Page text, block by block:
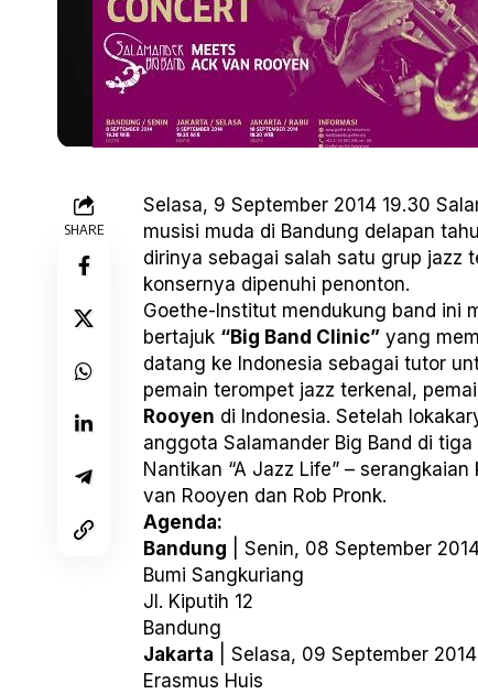
SHARE
Selasa, 9 September 2014 19.30
musisi muda di Bandung delapan
dirinya sebagai salah satu grup jazz
konsernya dipenuhi penonton.
Goethe-Institut mendukung band ini
bertajuk “Big Band Clinic” yang
datang ke Indonesia sebagai tutor
pemain terompet jazz terkenal,
Rooyen di Indonesia. Setelah
anggota Salamander Big Band di
Nantikan “A Jazz Life” –
van Rooyen dan Rob Pronk.
Agenda:
Bandung | Senin, 08 September
Bumi Sangkuriang
Jl. Kiputih 12
Bandung
Jakarta | Selasa, 09 September
Erasmus Huis